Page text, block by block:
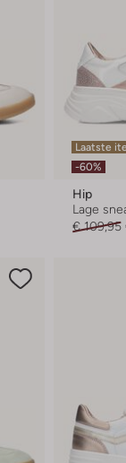
Laatste
-60%
Hip
Lage
€ 109,95